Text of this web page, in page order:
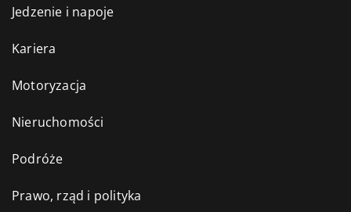
Jedzenie i napoje
Kariera
Motoryzacja
Nieruchomości
Podróże
Prawo, rząd i polityka